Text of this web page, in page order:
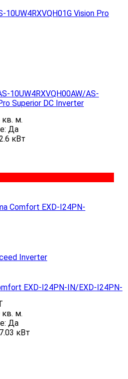
10UW4RXVQH00AW/AS-
Superior DC Inverter
кв. м.
Да
кВт
EXD-I24PN-IN/EXD-I24PN-
кв. м.
Да
7.03 кВт